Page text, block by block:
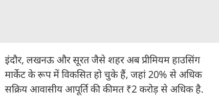
इंदौर, लखनऊ और सूरत जैसे शहर अब प्रीमियम हाउसिंग
मार्केट के रूप में विकसित हो चुके हैं, जहां 20% से अधिक
सक्रिय आवासीय आपूर्ति की कीमत ₹2 करोड़ से अधिक है.